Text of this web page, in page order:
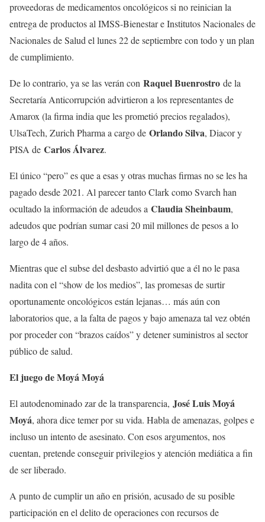
proveedoras de medicamentos oncológicos si no reinician la
entrega de productos al IMSS-Bienestar e Institutos Nacionales de
Nacionales de Salud el lunes 22 de septiembre con todo y un plan
de cumplimiento.
De lo contrario, ya se las verán con Raquel Buenrostro de la
Secretaría Anticorrupción advirtieron a los representantes de
Amarox (la firma india que les prometió precios regalados),
UlsaTech, Zurich Pharma a cargo de Orlando Silva, Diacor y
PISA de Carlos Álvarez.
El único “pero” es que a esas y otras muchas firmas no se les ha
pagado desde 2021. Al parecer tanto Clark como Svarch han
ocultado la información de adeudos a Claudia Sheinbaum,
adeudos que podrían sumar casi 20 mil millones de pesos a lo
largo de 4 años.
Mientras que el subse del desbasto advirtió que a él no le pasa
nadita con el “show de los medios”, las promesas de surtir
oportunamente oncológicos están lejanas… más aún con
laboratorios que, a la falta de pagos y bajo amenaza tal vez obtén
por proceder con “brazos caídos” y detener suministros al sector
público de salud.
El juego de Moyá Moyá
El autodenominado zar de la transparencia, José Luis Moyá
Moyá, ahora dice temer por su vida. Habla de amenazas, golpes e
incluso un intento de asesinato. Con esos argumentos, nos
cuentan, pretende conseguir privilegios y atención mediática a fin
de ser liberado.
A punto de cumplir un año en prisión, acusado de su posible
participación en el delito de operaciones con recursos de